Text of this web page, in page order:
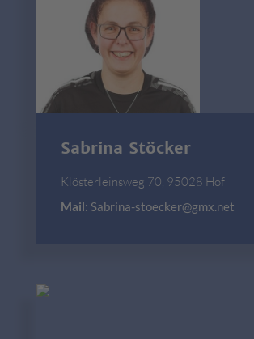
Sabrina Stöcker
Klösterleinsweg 70, 95028 Hof
Mail: Sabrina-stoecker@gmx.net